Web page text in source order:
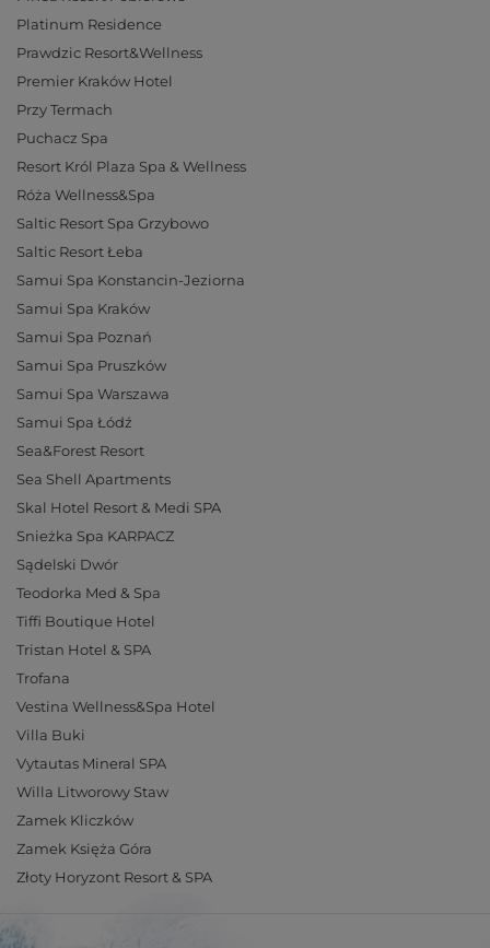
Platinum Residence
Prawdzic Resort&Wellness
Premier Kraków Hotel
Przy Termach
Puchacz Spa
Resort Król Plaza Spa & Wellness
Róża Wellness&Spa
Saltic Resort Spa Grzybowo
Saltic Resort Łeba
Samui Spa Konstancin-Jeziorna
Samui Spa Kraków
Samui Spa Poznań
Samui Spa Pruszków
Samui Spa Warszawa
Samui Spa Łódź
Sea&Forest Resort
Sea Shell Apartments
Skal Hotel Resort & Medi SPA
Snieżka Spa KARPACZ
Sądelski Dwór
Teodorka Med & Spa
Tiffi Boutique Hotel
Tristan Hotel & SPA
Trofana
Vestina Wellness&Spa Hotel
Villa Buki
Vytautas Mineral SPA
Willa Litworowy Staw
Zamek Kliczków
Zamek Księża Góra
Złoty Horyzont Resort & SPA